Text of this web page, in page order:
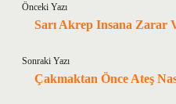
Önceki Yazı
Sarı Akrep Insana Zarar
Sonraki Yazı
Çakmaktan Önce Ateş